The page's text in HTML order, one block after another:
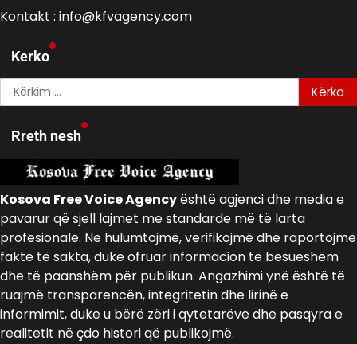
Kontakt : info@kfvagency.com
Kerko
Kërko
për:
Rreth nesh
Kosova Free Voice Agencyështë agjenci dhe media e
pavarur që sjell lajmet me standarde më të larta
profesionale. Ne hulumtojmë, verifikojmë dhe raportojmë
fakte të sakta, duke ofruar informacion të besueshëm
dhe të paanshëm për publikun. Angazhimi ynë është të
ruajmë transparencën, integritetin dhe lirinë e
informimit, duke u bërë zëri i qytetarëve dhe pasqyra e
realitetit në çdo histori që publikojmë.